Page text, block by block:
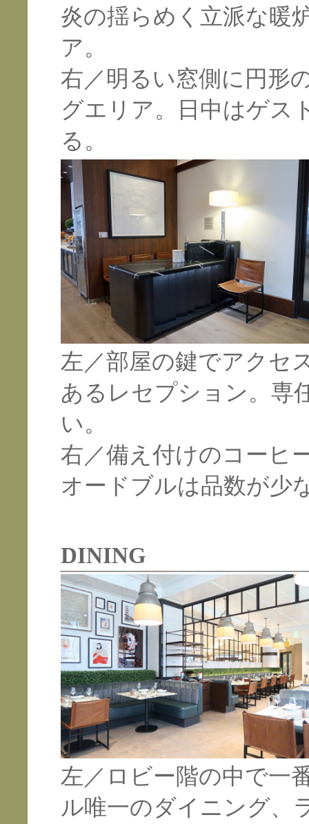
炎の揺らめく立派な暖
ア。
右／明るい窓側に円形
グエリア。日中はゲス
る。
左／部屋の鍵でアクセ
あるレセプション。専
い。
右／備え付けのコーヒ
オードブルは品数が少
DINING
左／ロビー階の中で一
ル唯一のダイニング、